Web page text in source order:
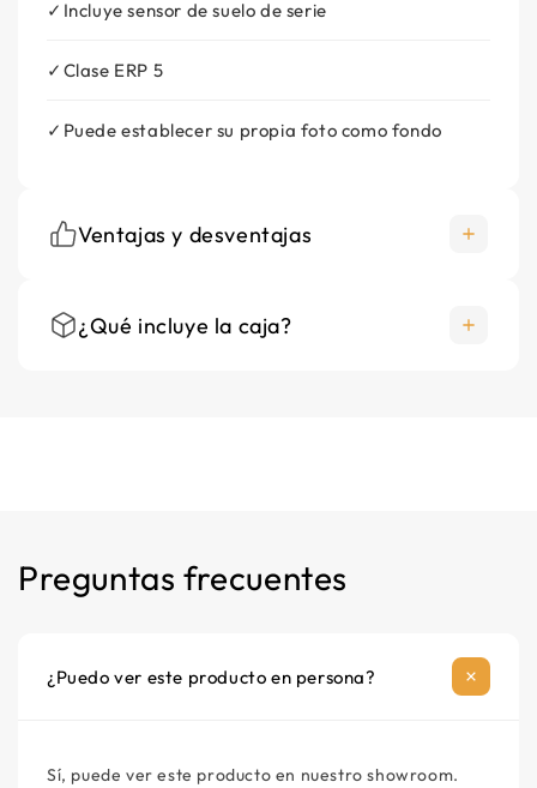
Incluye sensor de suelo de serie
Clase ERP 5
Puede establecer su propia foto como fondo
Ventajas y desventajas
+ Mesure précise de temperatura
¿Qué incluye la caja?
Preguntas frecuentes
¿Puedo ver este producto en persona?
Sí, puede ver este producto en nuestro showroom.